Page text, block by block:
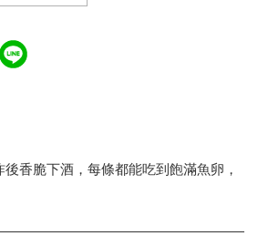
香脆下酒，每條都能吃到飽滿魚卵，